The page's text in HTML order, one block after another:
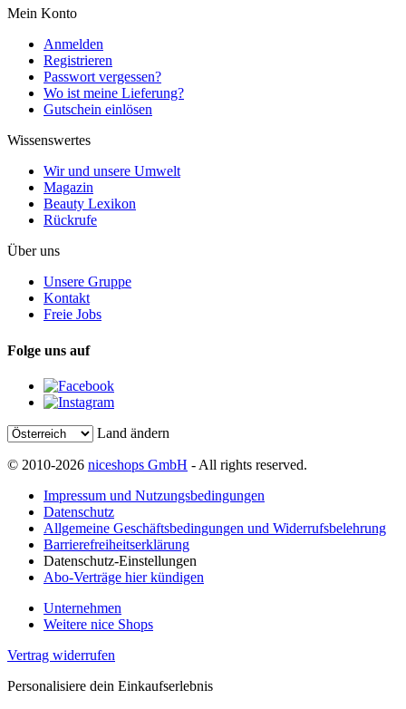
Mein Konto
Anmelden
Registrieren
Passwort vergessen?
Wo ist meine Lieferung?
Gutschein einlösen
Wissenswertes
Wir und unsere Umwelt
Magazin
Beauty Lexikon
Rückrufe
Über uns
Unsere Gruppe
Kontakt
Freie Jobs
Folge uns auf
Land ändern
© 2010-2026 niceshops GmbH - All rights reserved.
Impressum und Nutzungsbedingungen
Datenschutz
Allgemeine Geschäftsbedingungen und Widerrufsbelehrung
Barrierefreiheitserklärung
Datenschutz-Einstellungen
Abo-Verträge hier kündigen
Unternehmen
Weitere nice Shops
Vertrag widerrufen
Personalisiere dein Einkaufserlebnis